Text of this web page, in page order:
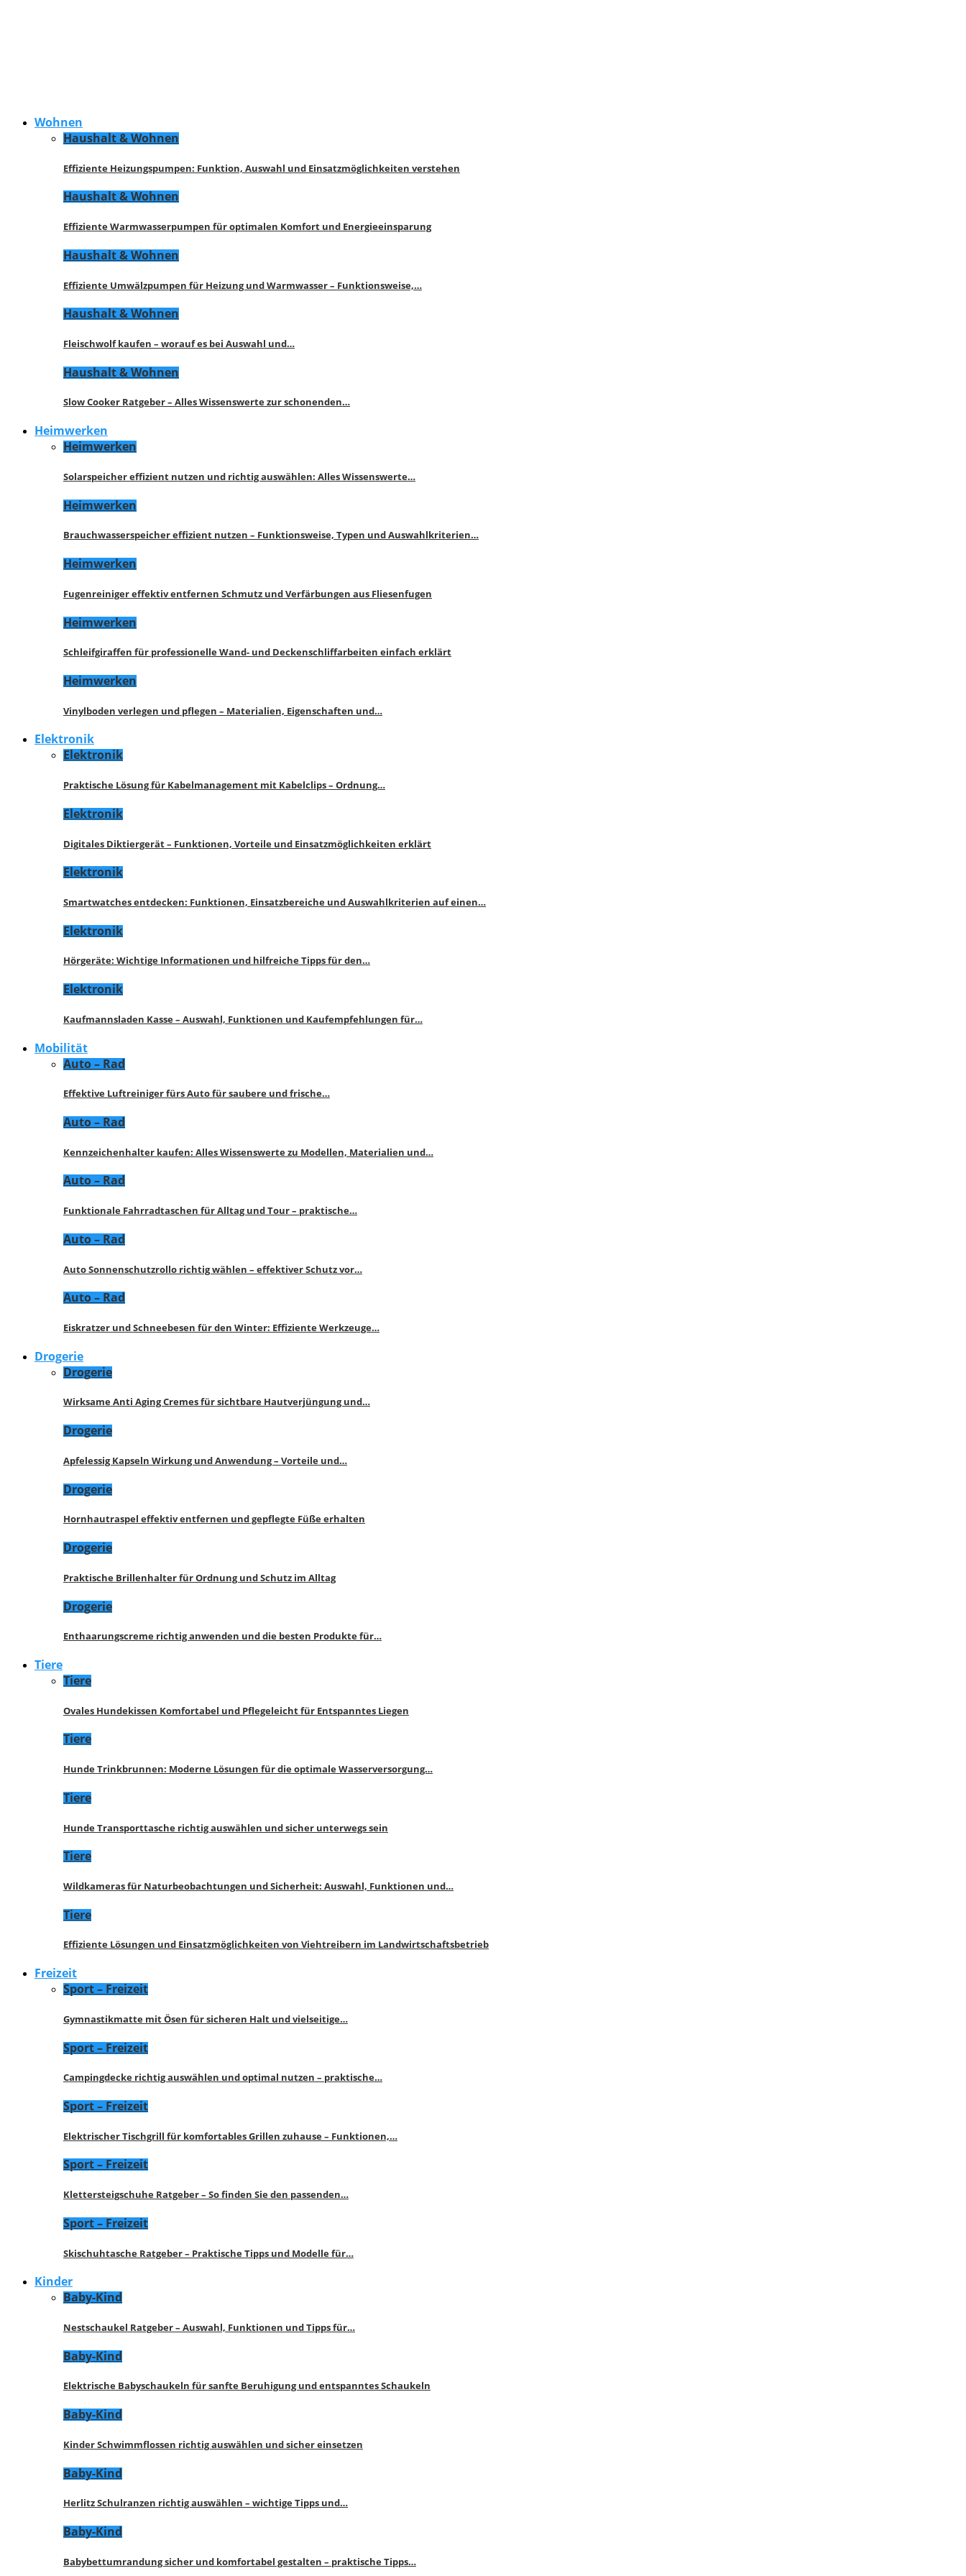
Wohnen
Haushalt & Wohnen
Effiziente Heizungspumpen: Funktion, Auswahl und Einsatzmöglichkeiten verstehen
Haushalt & Wohnen
Effiziente Warmwasserpumpen für optimalen Komfort und Energieeinsparung
Haushalt & Wohnen
Effiziente Umwälzpumpen für Heizung und Warmwasser – Funktionsweise,…
Haushalt & Wohnen
Fleischwolf kaufen – worauf es bei Auswahl und…
Haushalt & Wohnen
Slow Cooker Ratgeber – Alles Wissenswerte zur schonenden…
Heimwerken
Heimwerken
Solarspeicher effizient nutzen und richtig auswählen: Alles Wissenswerte…
Heimwerken
Brauchwasserspeicher effizient nutzen – Funktionsweise, Typen und Auswahlkriterien…
Heimwerken
Fugenreiniger effektiv entfernen Schmutz und Verfärbungen aus Fliesenfugen
Heimwerken
Schleifgiraffen für professionelle Wand- und Deckenschliffarbeiten einfach erklärt
Heimwerken
Vinylboden verlegen und pflegen – Materialien, Eigenschaften und…
Elektronik
Elektronik
Praktische Lösung für Kabelmanagement mit Kabelclips – Ordnung…
Elektronik
Digitales Diktiergerät – Funktionen, Vorteile und Einsatzmöglichkeiten erklärt
Elektronik
Smartwatches entdecken: Funktionen, Einsatzbereiche und Auswahlkriterien auf einen…
Elektronik
Hörgeräte: Wichtige Informationen und hilfreiche Tipps für den…
Elektronik
Kaufmannsladen Kasse – Auswahl, Funktionen und Kaufempfehlungen für…
Mobilität
Auto – Rad
Effektive Luftreiniger fürs Auto für saubere und frische…
Auto – Rad
Kennzeichenhalter kaufen: Alles Wissenswerte zu Modellen, Materialien und…
Auto – Rad
Funktionale Fahrradtaschen für Alltag und Tour – praktische…
Auto – Rad
Auto Sonnenschutzrollo richtig wählen – effektiver Schutz vor…
Auto – Rad
Eiskratzer und Schneebesen für den Winter: Effiziente Werkzeuge…
Drogerie
Drogerie
Wirksame Anti Aging Cremes für sichtbare Hautverjüngung und…
Drogerie
Apfelessig Kapseln Wirkung und Anwendung – Vorteile und…
Drogerie
Hornhautraspel effektiv entfernen und gepflegte Füße erhalten
Drogerie
Praktische Brillenhalter für Ordnung und Schutz im Alltag
Drogerie
Enthaarungscreme richtig anwenden und die besten Produkte für…
Tiere
Tiere
Ovales Hundekissen Komfortabel und Pflegeleicht für Entspanntes Liegen
Tiere
Hunde Trinkbrunnen: Moderne Lösungen für die optimale Wasserversorgung…
Tiere
Hunde Transporttasche richtig auswählen und sicher unterwegs sein
Tiere
Wildkameras für Naturbeobachtungen und Sicherheit: Auswahl, Funktionen und…
Tiere
Effiziente Lösungen und Einsatzmöglichkeiten von Viehtreibern im Landwirtschaftsbetrieb
Freizeit
Sport – Freizeit
Gymnastikmatte mit Ösen für sicheren Halt und vielseitige…
Sport – Freizeit
Campingdecke richtig auswählen und optimal nutzen – praktische…
Sport – Freizeit
Elektrischer Tischgrill für komfortables Grillen zuhause – Funktionen,…
Sport – Freizeit
Klettersteigschuhe Ratgeber – So finden Sie den passenden…
Sport – Freizeit
Skischuhtasche Ratgeber – Praktische Tipps und Modelle für…
Kinder
Baby-Kind
Nestschaukel Ratgeber – Auswahl, Funktionen und Tipps für…
Baby-Kind
Elektrische Babyschaukeln für sanfte Beruhigung und entspanntes Schaukeln
Baby-Kind
Kinder Schwimmflossen richtig auswählen und sicher einsetzen
Baby-Kind
Herlitz Schulranzen richtig auswählen – wichtige Tipps und…
Baby-Kind
Babybettumrandung sicher und komfortabel gestalten – praktische Tipps…